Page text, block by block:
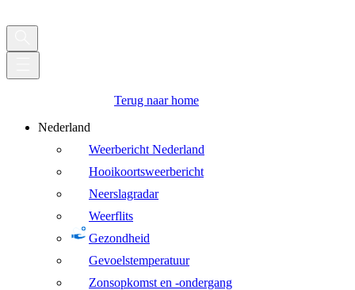
Terug naar home
Nederland
Weerbericht Nederland
Hooikoortsweerbericht
Neerslagradar
Weerflits
Gezondheid
Gevoelstemperatuur
Zonsopkomst en -ondergang